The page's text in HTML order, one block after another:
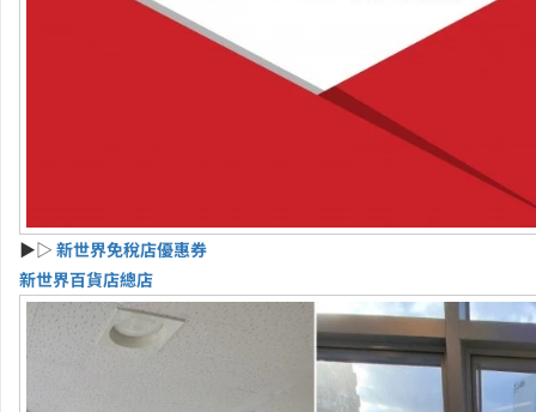
▶▷ 新世界免稅店優惠券
新世界百貨店總店